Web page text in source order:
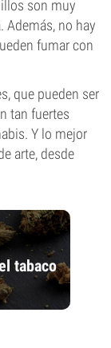
son muy
Además, no hay
fumar con
que pueden ser
tan fuertes
Y lo mejor
arte, desde
tabaco